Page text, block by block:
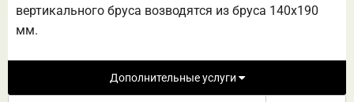
вертикального бруса возводятся из бруса 140х190
мм.
Дополнительные услуги